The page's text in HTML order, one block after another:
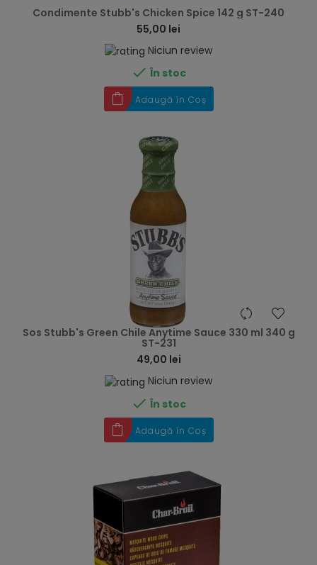
Condimente Stubb's Chicken Spice 142 g ST-240
55,00 lei
Niciun review
 În stoc
Adaugă în Coș
Sos Stubb's Green Chile Anytime Sauce 330 ml 340 g
ST-231
49,00 lei
Niciun review
 În stoc
Adaugă în Coș